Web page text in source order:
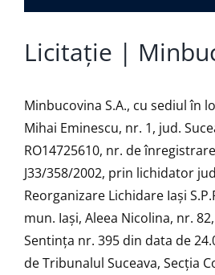
Licitație |
Minbucovina S.A., cu sediul în
Mihai Eminescu, nr. 1, jud.
RO14725610, nr. de înregistrare
J33/358/2002, prin lichidator
Reorganizare Lichidare Iaşi
mun. Iaşi, Aleea Nicolina, nr.
Sentinţa nr. 395 din data de
de Tribunalul Suceava, Secţia